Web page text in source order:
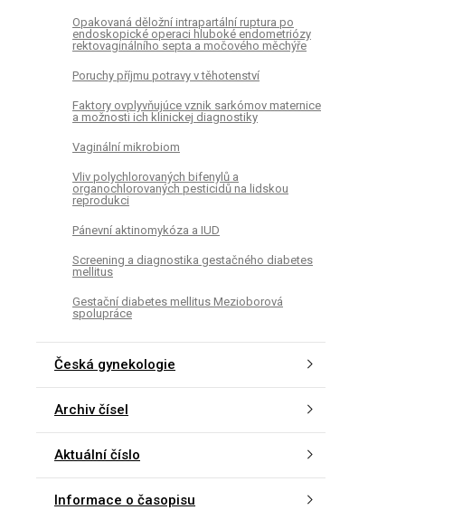
Opakovaná děložní intrapartální ruptura po
endoskopické operaci hluboké endometriózy
rektovaginálního septa a močového měchýře
Poruchy příjmu potravy v těhotenství
Faktory ovplyvňujúce vznik sarkómov maternice
a možnosti ich klinickej diagnostiky
Vaginální mikrobiom
Vliv polychlorovaných bifenylů a
organochlorovaných pesticidů na lidskou
reprodukci
Pánevní aktinomykóza a IUD
Screening a diagnostika gestačného diabetes
mellitus
Gestační diabetes mellitus Mezioborová
spolupráce
Česká gynekologie
Archiv čísel
Aktuální číslo
Informace o časopisu